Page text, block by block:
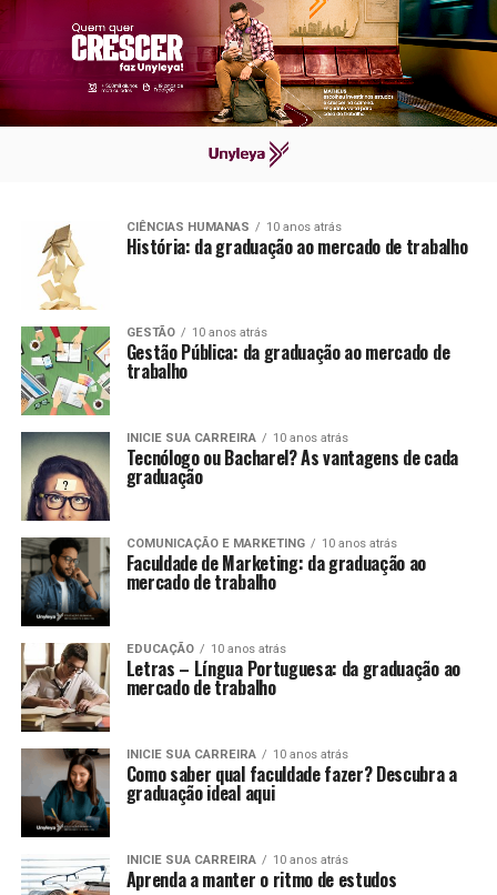
CIÊNCIAS HUMANAS 10 anos atrás
História: da graduação ao mercado de trabalho
GESTÃO 10 anos atrás
Gestão Pública: da graduação ao mercado de
trabalho
INICIE SUA CARREIRA 10 anos atrás
Tecnólogo ou Bacharel? As vantagens de cada
graduação
COMUNICAÇÃO E MARKETING 10 anos atrás
Faculdade de Marketing: da graduação ao
mercado de trabalho
EDUCAÇÃO 10 anos atrás
Letras – Língua Portuguesa: da graduação ao
mercado de trabalho
INICIE SUA CARREIRA 10 anos atrás
Como saber qual faculdade fazer? Descubra a
graduação ideal aqui
INICIE SUA CARREIRA 10 anos atrás
Aprenda a manter o ritmo de estudos